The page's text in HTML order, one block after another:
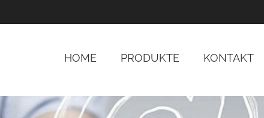
HOME PRODUKTE KONTAKT